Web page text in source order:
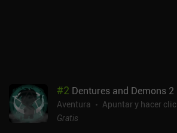
#2 Dentures and Demons 2
Aventura
Apuntar y hacer clic
Gratis